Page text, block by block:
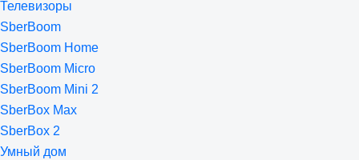
Телевизоры
SberBoom
SberBoom Home
SberBoom Micro
SberBoom Mini 2
SberBox Max
SberBox 2
Умный дом